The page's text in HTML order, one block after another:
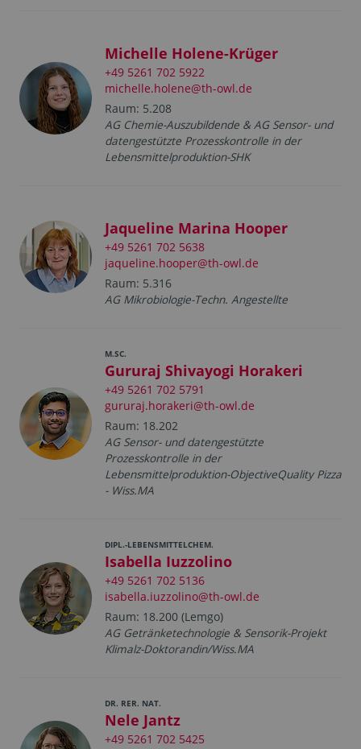
Michelle Holene-Krüger
+49 5261 702 5922
michelle.holene@th-owl.de
Raum: 5.208
AG Chemie-Auszubildende & AG Sensor- und
datengestützte Prozesskontrolle in der
Lebensmittelproduktion-SHK
Jaqueline Marina Hooper
+49 5261 702 5638
jaqueline.hooper@th-owl.de
Raum: 5.316
AG Mikrobiologie-Techn. Angestellte
M.SC.
Gururaj Shivayogi Horakeri
+49 5261 702 5791
gururaj.horakeri@th-owl.de
Raum: 18.202
AG Sensor- und datengestützte
Prozesskontrolle in der
Lebensmittelproduktion-ObjectiveQuality Pizza
- Wiss.MA
DIPL.-LEBENSMITTELCHEM.
Isabella Iuzzolino
+49 5261 702 5136
isabella.iuzzolino@th-owl.de
Raum: 18.200 (Lemgo)
AG Getränketechnologie & Sensorik-Projekt
Klimalz-Doktorandin/Wiss.MA
DR. RER. NAT.
Nele Jantz
+49 5261 702 5425